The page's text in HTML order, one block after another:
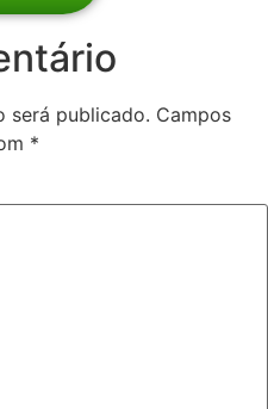
será publicado. Campos
*